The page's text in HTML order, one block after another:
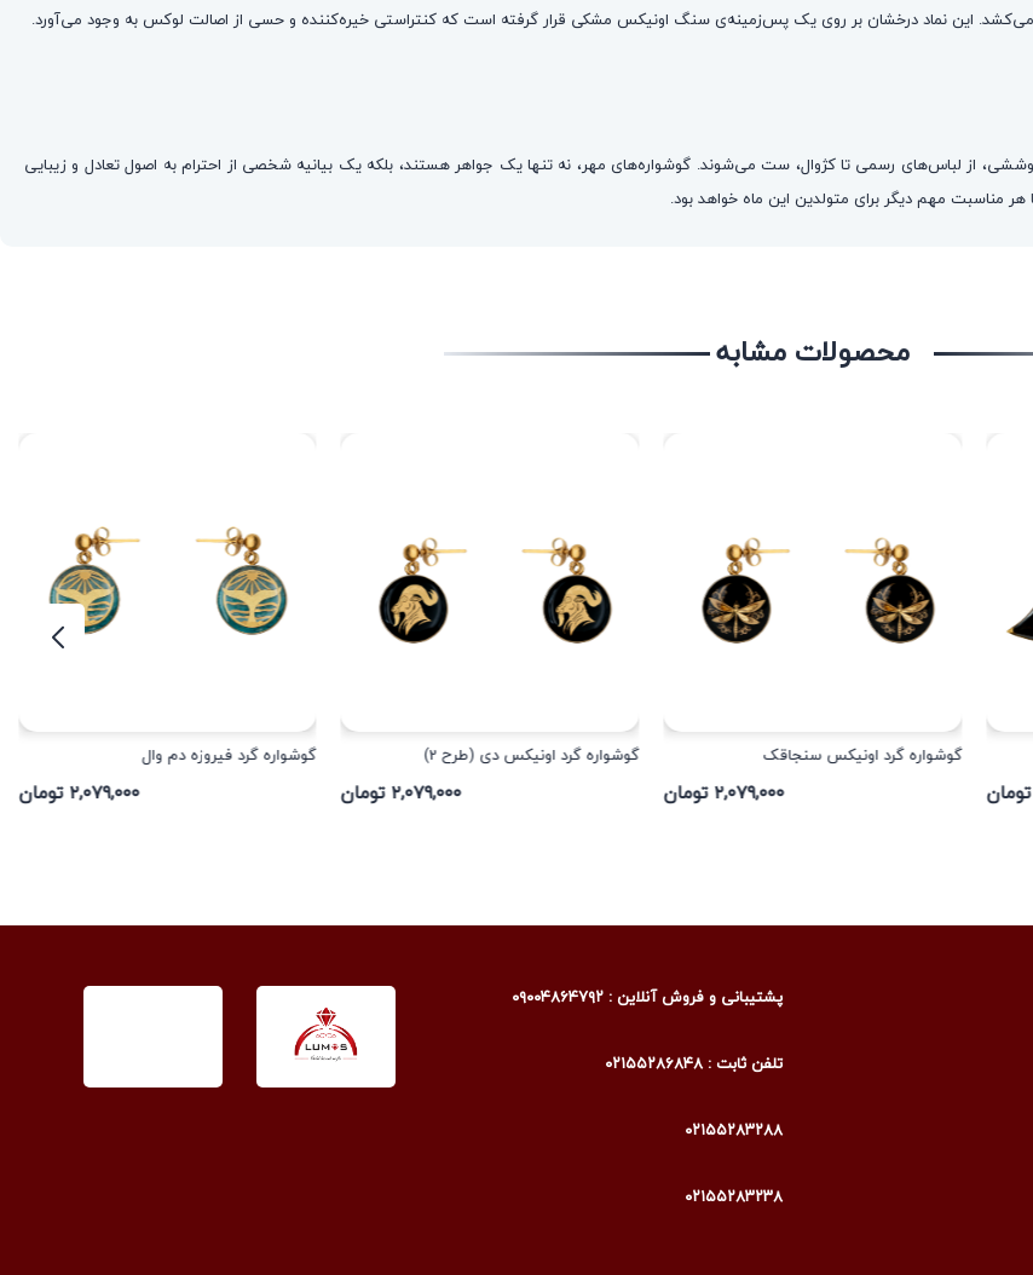
از لباس‌های رسمی تا کژوال، ست می‌شوند. گوشواره‌های مهر، نه تنها یک جواهر هستند، بلکه یک بیانیه شخصی از احترام به اصول تعادل و زیبایی
مناسبت مهم دیگر برای متولدین این ماه خواهد بود.
محصولات مشابه
گوشواره گرد اونیکس سنجاقک
۲,۰۷۹,۰۰۰ تومان
گوشواره گرد اونیکس دی (طرح 2)
۲,۰۷۹,۰۰۰ تومان
گوشواره گرد فیروزه دم وال
۲,۰۷۹,۰۰۰ تومان
پشتیبانی و فروش آنلاین : ۰۹۰۰۴۸۶۴۷۹۲
تلفن ثابت : ۰۲۱۵۵۲۸۶۸۴۸
۰۲۱۵۵۲۸۳۲۸۸
۰۲۱۵۵۲۸۳۲۳۸